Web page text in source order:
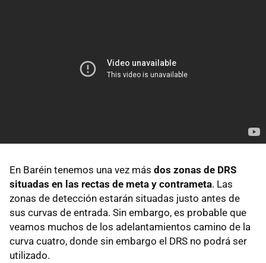
En Baréin tenemos una vez más dos zonas de DRS
situadas en las rectas de meta y contrameta. Las
zonas de detección estarán situadas justo antes de
sus curvas de entrada. Sin embargo, es probable que
veamos muchos de los adelantamientos camino de la
curva cuatro, donde sin embargo el DRS no podrá ser
utilizado.